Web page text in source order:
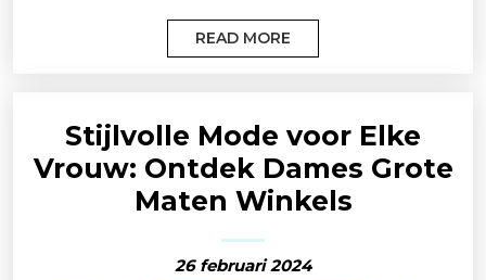
READ MORE
Stijlvolle Mode voor Elke
Vrouw: Ontdek Dames Grote
Maten Winkels
26 februari 2024